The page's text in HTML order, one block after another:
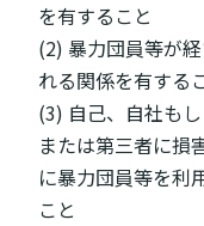
を有すること
(2) 暴力団員等が
れる関係を有する
(3) 自己、自社も
または第三者に損
に暴力団員等を利
こと